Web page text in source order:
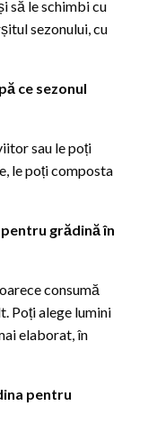
să le schimbi cu
sezonului, cu
ce sezonul
sau le poți
le poți composta
grădină în
consumă
Poți alege lumini
elaborat, în
pentru